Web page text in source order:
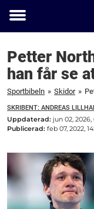
Toggle
Petter
han får se
Sportbibeln » Skidor »
SKRIBENT: ANDREAS
Uppdaterad: jun 02, 2026,
Publicerad: feb 07, 2022,